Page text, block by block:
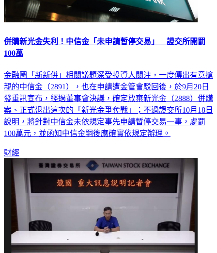
併購新光金失利！中信金「未申請暫停交易」 證交所開罰
100萬
金融圈「新新併」相關議題深受投資人關注，一度傳出有意搶
親的中信金（2891），也在申請遭金管會駁回後，於9月20日
發重訊宣布，經過董事會決議，確定放棄新光金（2888）併購
案、正式退出這次的「新光金爭奪戰」；不過證交所10月18日
說明，將針對中信金未依規定事先申請暫停交易一事，處罰
100萬元，並函知中信金嗣後應確實依規定辦理。
財經